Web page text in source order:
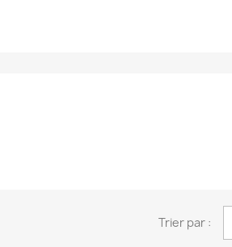
Trier par :